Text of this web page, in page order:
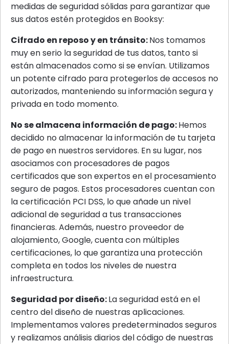
medidas de seguridad sólidas para garantizar que
sus datos estén protegidos en Booksy:
Cifrado en reposo y en tránsito:Nos tomamos
muy en serio la seguridad de tus datos, tanto si
están almacenados como si se envían. Utilizamos
un potente cifrado para protegerlos de accesos no
autorizados, manteniendo su información segura y
privada en todo momento.
No se almacena información de pago:Hemos
decidido no almacenar la información de tu tarjeta
de pago en nuestros servidores. En su lugar, nos
asociamos con procesadores de pagos
certificados que son expertos en el procesamiento
seguro de pagos. Estos procesadores cuentan con
la certificación PCI DSS, lo que añade un nivel
adicional de seguridad a tus transacciones
financieras. Además, nuestro proveedor de
alojamiento, Google, cuenta con múltiples
certificaciones, lo que garantiza una protección
completa en todos los niveles de nuestra
infraestructura.
Seguridad por diseño:La seguridad está en el
centro del diseño de nuestras aplicaciones.
Implementamos valores predeterminados seguros
y realizamos análisis diarios del código de nuestras